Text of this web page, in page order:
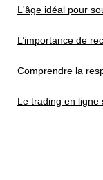
L'âge idéal pour
L’importance de
Comprendre la
Le trading en ligne